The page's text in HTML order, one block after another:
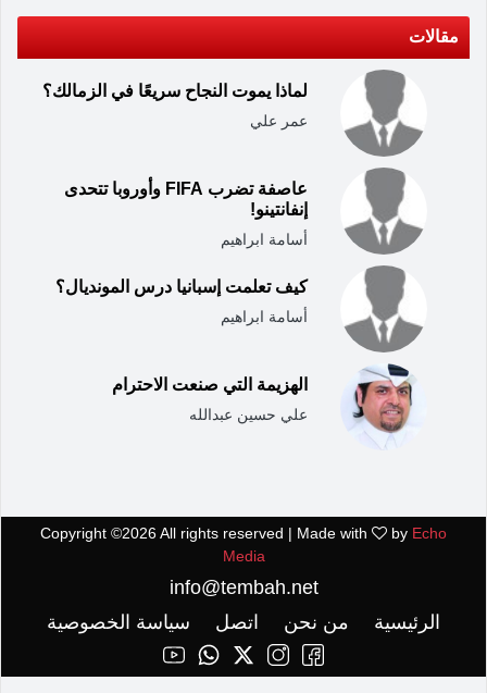
مقالات
لماذا يموت النجاح سريعًا في الزمالك؟
عمر علي
عاصفة تضرب FIFA وأوروبا تتحدى
إنفانتينو!
أسامة ابراهيم
كيف تعلمت إسبانيا درس المونديال؟
أسامة ابراهيم
الهزيمة التي صنعت الاحترام
علي حسين عبدالله
Copyright ©2026 All rights reserved | Made with by Echo
Media
info@tembah.net
الرئيسية
من نحن اتصل سياسة الخصوصية